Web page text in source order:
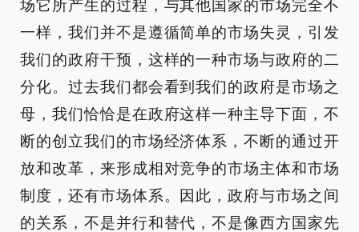
场它所产生的过程，与其他国家的市场完全不
一样，我们并不是遵循简单的市场失灵，引发
我们的政府干预，这样的一种市场与政府的二
分化。过去我们都会看到我们的政府是市场之
母，我们恰恰是在政府这样一种主导下面，不
断的创立我们的市场经济体系，不断的通过开
放和改革，来形成相对竞争的市场主体和市场
制度，还有市场体系。因此，政府与市场之间
的关系，不是并行和替代，不是像西方国家先